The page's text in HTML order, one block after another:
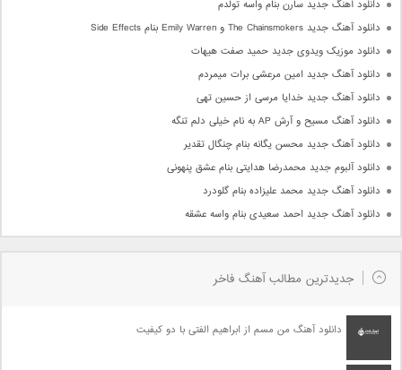
دانلود آهنگ جدید سارن بنام واسه تولدم
دانلود آهنگ جدید The Chainsmokers و Emily Warren بنام Side Effects
دانلود موزیک ویدوی جدید حمید صفت هیهات
دانلود آهنگ جدید امین مرعشی برات میمردم
دانلود آهنگ جدید خدایا مرسی از حسین تهی
دانلود آهنگ مسیح و آرش AP به نام خیلی دلم تنگه
دانلود آهنگ جدید محسن یگانه بنام چنگال تقدیر
دانلود آلبوم جدید محمدرضا هدایتی بنام عشق پنهونی
دانلود آهنگ جدید محمد علیزاده بنام گلودرد
دانلود آهنگ جدید احمد سعیدی بنام واسه عشقه
جدیدترین مطالب آهنگ فاخر
دانلود آهنگ من مسم از ابراهیم الفتی با دو کیفیت